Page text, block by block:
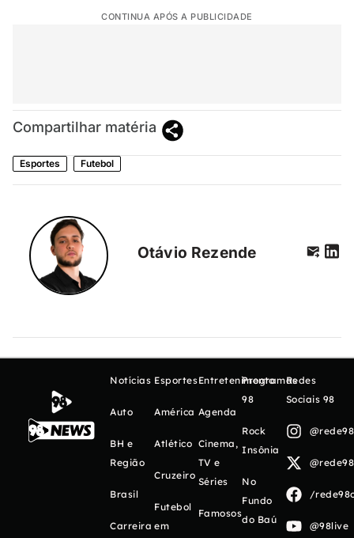
CONTINUA APÓS A PUBLICIDADE
Compartilhar matéria
Esportes Futebol
Otávio Rezende
Notícias
Auto
BH e
Região
Brasil
Carreira
Esportes
América
Atlético
Cruzeiro
Futebol
em
Entretenimento
Agenda
Cinema,
TV e
Séries
Famosos
Programas
98
Rock
Insônia
No
Fundo
do Baú
Redes
Sociais 98
/
@98live